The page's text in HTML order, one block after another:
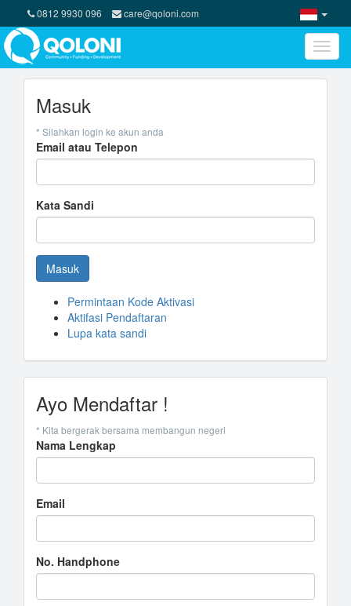
0812 9930 096 care@qoloni.com
Toggle
Masuk
* Silahkan login ke akun anda
Email atau Telepon
Kata Sandi
Masuk
Permintaan Kode Aktivasi
Aktifasi Pendaftaran
Lupa kata sandi
Ayo Mendaftar !
* Kita bergerak bersama membangun negeri
Nama Lengkap
Email
No. Handphone